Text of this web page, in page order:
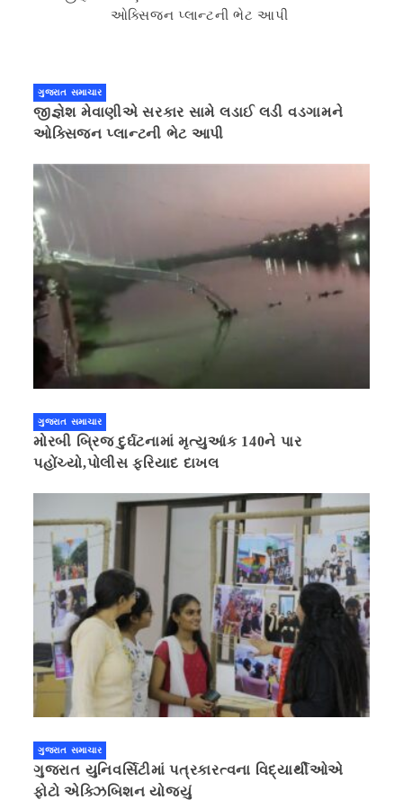
ગુજરાત સમાચાર
જીજ્ઞેશ મેવાણીએ સરકાર સામે લડાઈ લડી વડગામને
ઓક્સિજન પ્લાન્ટની ભેટ આપી
ગુજરાત સમાચાર
મોરબી બ્રિજ દુર્ઘટનામાં મૃત્યુઆંક 140ને પાર
પહોંચ્યો,પોલીસ ફરિયાદ દાખલ
ગુજરાત સમાચાર
ગુજરાત યુનિવર્સિટીમાં પત્રકારત્વના વિદ્યાર્થીઓએ
ફોટો એક્ઝિબિશન યોજ્યું